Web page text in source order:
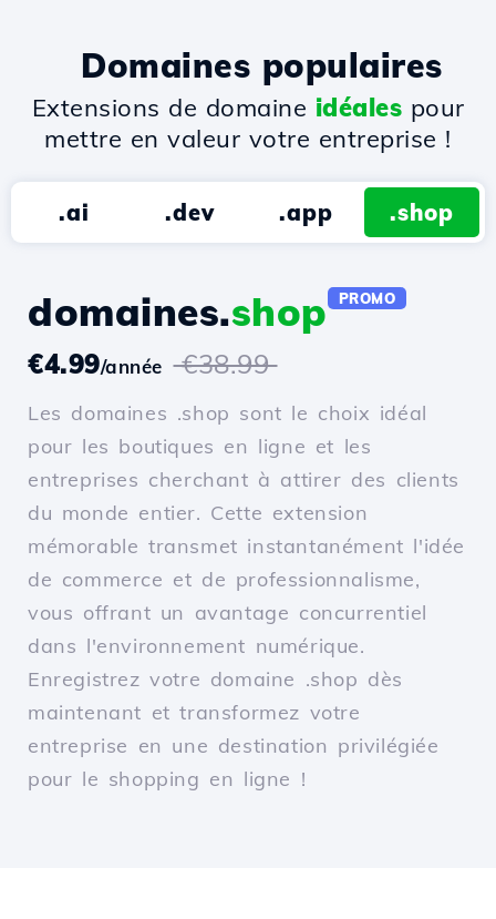
Domaines populaires
Extensions de domaine idéales pour
mettre en valeur votre entreprise !
.ai .dev .app .shop
domaines.shop PROMO
€4.99/année €38.99
Les domaines .shop sont le choix idéal
pour les boutiques en ligne et les
entreprises cherchant à attirer des clients
du monde entier. Cette extension
mémorable transmet instantanément l'idée
de commerce et de professionnalisme,
vous offrant un avantage concurrentiel
dans l'environnement numérique.
Enregistrez votre domaine .shop dès
maintenant et transformez votre
entreprise en une destination privilégiée
pour le shopping en ligne !